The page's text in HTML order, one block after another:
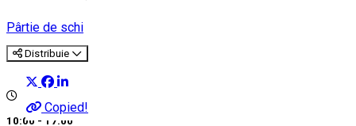
Pârtie de schi
Distribuie
Copied!
10:00 - 17:00